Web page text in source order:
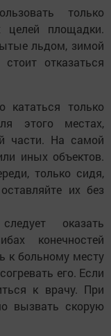
только
целей площадки.
льдом, зимой
отказаться
только
этого местах,
части. На самой
иных объектов.
только сидя,
их без
оказать
конечностей
к больному месту
его. Если
к врачу. При
вызвать скорую